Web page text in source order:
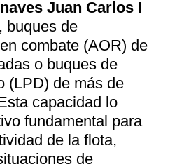
Juan Carlos I
buques de
combate (AOR) de
o buques de
(LPD) de más de
capacidad lo
fundamental para
de la flota,
de